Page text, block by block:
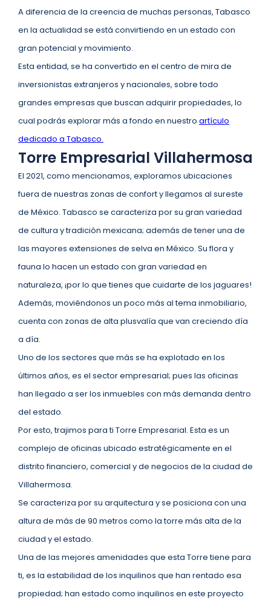
A diferencia de la creencia de muchas personas, Tabasco
en la actualidad se está convirtiendo en un estado con
gran potencial y movimiento.
Esta entidad, se ha convertido en el centro de mira de
inversionistas extranjeros y nacionales, sobre todo
grandes empresas que buscan adquirir propiedades, lo
cual podrás explorar más a fondo en nuestro artículo
dedicado a Tabasco.
Torre Empresarial Villahermosa
El 2021, como mencionamos, exploramos ubicaciones
fuera de nuestras zonas de confort y llegamos al sureste
de México. Tabasco se caracteriza por su gran variedad
de cultura y tradición mexicana; además de tener una de
las mayores extensiones de selva en México. Su flora y
fauna lo hacen un estado con gran variedad en
naturaleza, ¡por lo que tienes que cuidarte de los jaguares!
Además, moviéndonos un poco más al tema inmobiliario,
cuenta con zonas de alta plusvalía que van creciendo día
a día.
Uno de los sectores que más se ha explotado en los
últimos años, es el sector empresarial; pues las oficinas
han llegado a ser los inmuebles con más demanda dentro
del estado.
Por esto, trajimos para ti Torre Empresarial. Esta es un
complejo de oficinas ubicado estratégicamente en el
distrito financiero, comercial y de negocios de la ciudad de
Villahermosa.
Se caracteriza por su arquitectura y se posiciona con una
altura de más de 90 metros como la torre más alta de la
ciudad y el estado.
Una de las mejores amenidades que esta Torre tiene para
ti, es la estabilidad de los inquilinos que han rentado esa
propiedad; han estado como inquilinos en este proyecto